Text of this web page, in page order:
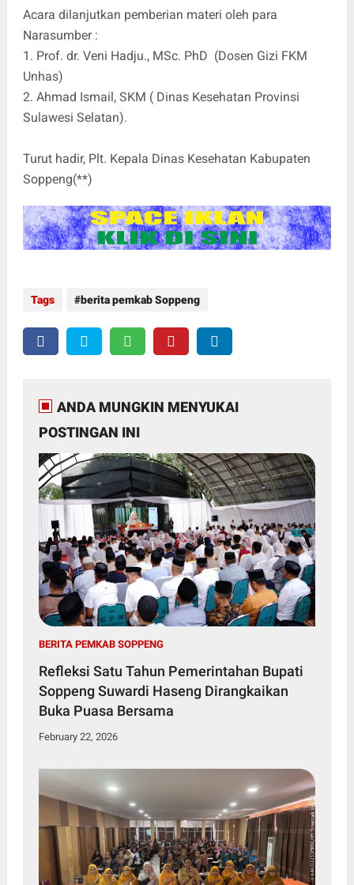
Acara dilanjutkan pemberian materi oleh para
Narasumber :
1. Prof. dr. Veni Hadju., MSc. PhD (Dosen Gizi FKM
Unhas)
2. Ahmad Ismail, SKM ( Dinas Kesehatan Provinsi
Sulawesi Selatan).
Turut hadir, Plt. Kepala Dinas Kesehatan Kabupaten
Soppeng(**)
Tags berita pemkab Soppeng
ANDA MUNGKIN MENYUKAI
POSTINGAN INI
BERITA PEMKAB SOPPENG
Refleksi Satu Tahun Pemerintahan Bupati
Soppeng Suwardi Haseng Dirangkaikan
Buka Puasa Bersama
February 22, 2026